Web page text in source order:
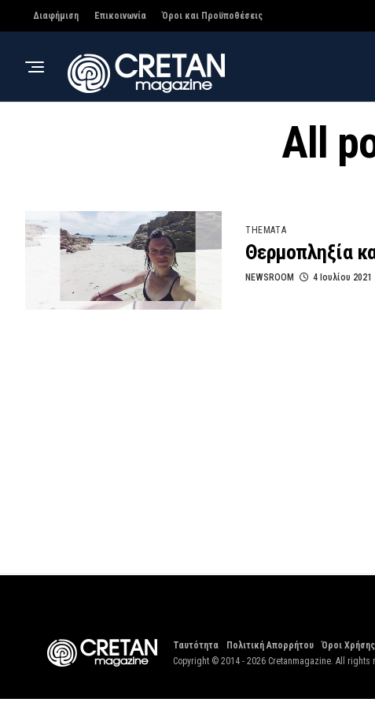
Διαφήμιση Επικοινωνία Όροι και Προϋποθέσεις
All
THEMATA
Θερμοπληξία
NEWSROOM 4 Ιουλίου 2021
Ταυτότητα Πολιτική Απορρήτου Όροι Χρήσης
Copyright © 2014 - 2026 Cretanmagazine. All rights